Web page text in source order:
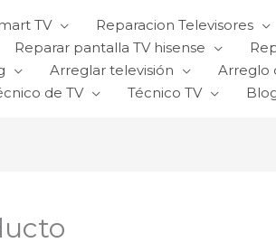
TV Reparacion Televisores
Reparar pantalla TV hisense
Arreglar televisión Arreglo
de TV Técnico TV